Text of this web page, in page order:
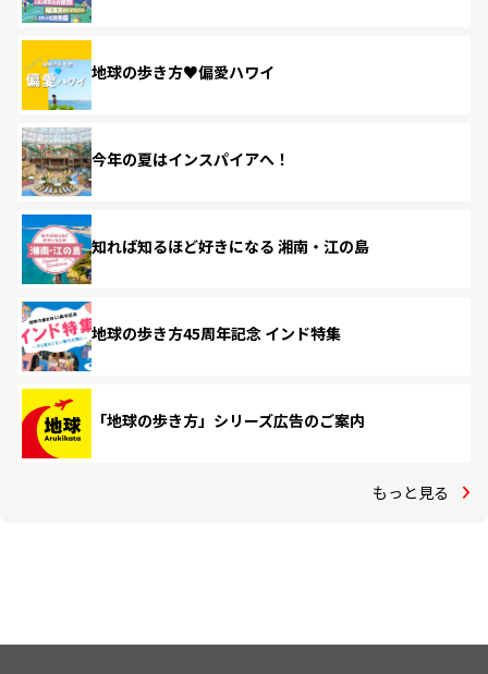
地球の歩き方♥偏愛ハワイ
今年の夏はインスパイアへ！
知れば知るほど好きになる 湘南・江の島
地球の歩き方45周年記念 インド特集
「地球の歩き方」シリーズ広告のご案内
もっと見る